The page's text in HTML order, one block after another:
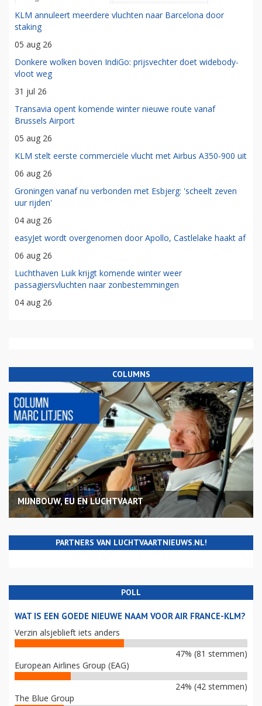
KLM annuleert meerdere vluchten naar Barcelona door
staking
05 aug 26
Donkere wolken boven IndiGo: prijsvechter doet widebody-
vloot weg
31 jul 26
Transavia opent komende winter nieuwe route vanaf
Brussels Airport
05 aug 26
KLM stelt eerste commerciële vlucht met Airbus A350-900 uit
06 aug 26
Groningen vanaf nu verbonden met Esbjerg: 'scheelt zeven
uur rijden'
04 aug 26
easyJet wordt overgenomen door Apollo, Castlelake haakt af
06 aug 26
Luchthaven Luik krijgt komende winter weer
passagiersvluchten naar zonbestemmingen
04 aug 26
COLUMNS
MIJNBOUW, EU EN LUCHTVAART
PARTNERS VAN LUCHTVAARTNIEUWS.NL!
POLL
WAT IS EEN GOEDE NIEUWE NAAM VOOR AIR FRANCE-KLM?
Verzin alsjeblieft iets anders
47% (81 stemmen)
European Airlines Group (EAG)
24% (42 stemmen)
The Blue Group